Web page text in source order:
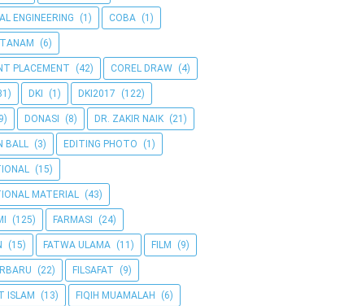
ENGINEERING (1) COBA (1)
(6)
PLACEMENT (42) COREL DRAW (4)
DKI (1) DKI2017 (122)
DONASI (8) DR. ZAKIR NAIK (21)
BALL (3) EDITING PHOTO (1)
(15)
MATERIAL (43)
(125) FARMASI (24)
(15) FATWA ULAMA (11) FILM (9)
(22) FILSAFAT (9)
ISLAM (13) FIQIH MUAMALAH (6)